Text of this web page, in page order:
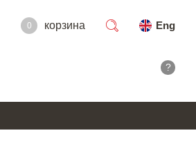
0 корзина
Eng
?